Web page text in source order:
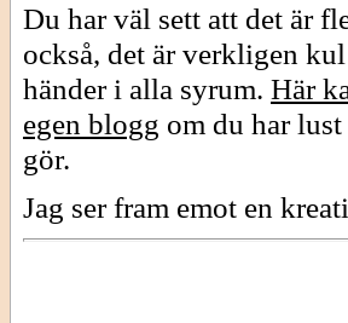
Du har väl sett att det är
också, det är verkligen
händer i alla syrum. Här
egen blogg om du har
gör.
Jag ser fram emot en